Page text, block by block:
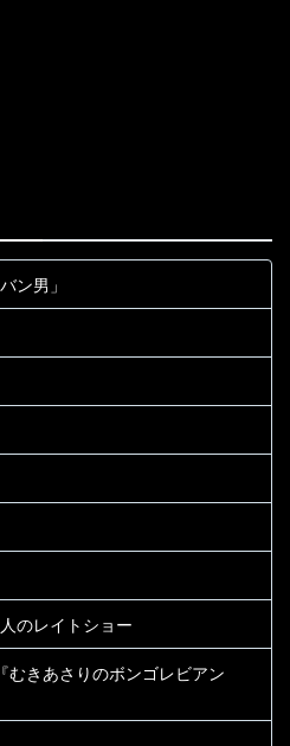
ン男」
のレイトショー
きあさりのボンゴレビアン